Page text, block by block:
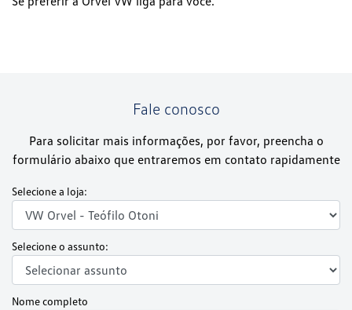
Fale conosco
Para solicitar mais informações, por favor, preencha o
formulário abaixo que entraremos em contato rapidamente
Selecione a loja:
Selecione o assunto:
Nome completo